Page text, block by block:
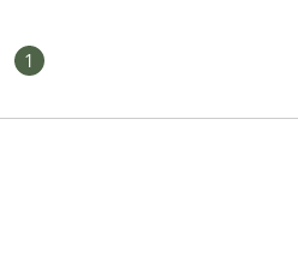
1